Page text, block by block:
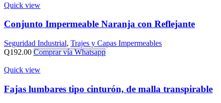
Quick view
Conjunto Impermeable Naranja con Reflejante
Seguridad Industrial, Trajes y Capas Impermeables
Q192.00 Comprar vía Whatsapp
Quick view
Fajas lumbares tipo cinturón, de malla transpirable